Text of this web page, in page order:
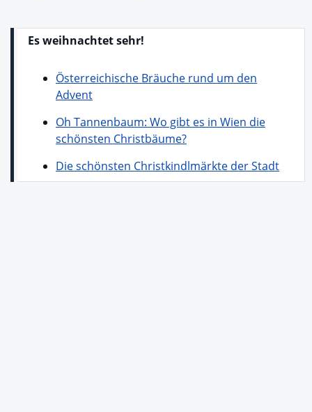
Es weihnachtet sehr!
Österreichische Bräuche rund um den
Advent
Oh Tannenbaum: Wo gibt es in Wien die
schönsten Christbäume?
Die schönsten Christkindlmärkte der Stadt